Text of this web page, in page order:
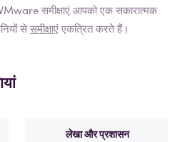
समीक्षाएं आपको एक सकारात्मक
सेसमीक्षाएंएकत्रित करते हैं।
लेखा और प्रशासन